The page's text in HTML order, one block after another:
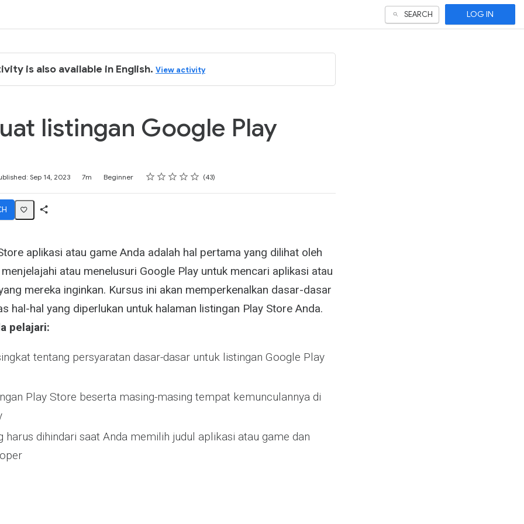
SEARCH LOG IN
is also available in English. View activity
listingan Google Play
Sep 14, 2023 7m Beginner Rating
1 star
2 stars
3 stars
4 stars
5 stars 43
aplikasi atau game Anda adalah hal pertama yang dilihat oleh
atau menelusuri Google Play untuk mencari aplikasi atau
mereka inginkan. Kursus ini akan memperkenalkan dasar-dasar
hal-hal yang diperlukan untuk halaman listingan Play Store Anda.
pelajari:
tentang persyaratan dasar-dasar untuk listingan Google Play
Play Store beserta masing-masing tempat kemunculannya di
harus dihindari saat Anda memilih judul aplikasi atau game dan